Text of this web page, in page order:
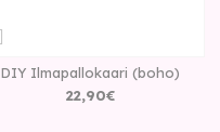
DIY Ilmapallokaari (boho)
22,90€